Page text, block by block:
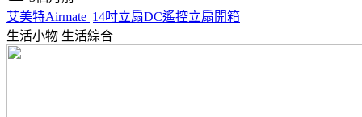
艾美特Airmate |14吋立扇DC遙控立扇開箱
生活小物 生活綜合